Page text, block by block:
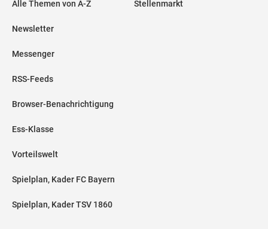
Alle Themen von A-Z
Newsletter
Messenger
RSS-Feeds
Browser-Benachrichtigung
Ess-Klasse
Vorteilswelt
Spielplan, Kader FC Bayern
Spielplan, Kader TSV 1860
Stellenmarkt